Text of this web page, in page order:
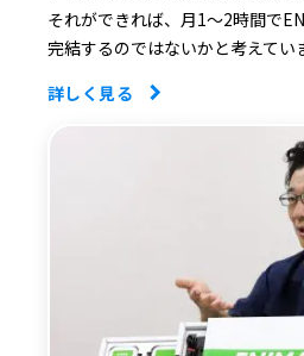
それができれば、月1～2時間で
完結するのではないかと考えてい
詳しく見る